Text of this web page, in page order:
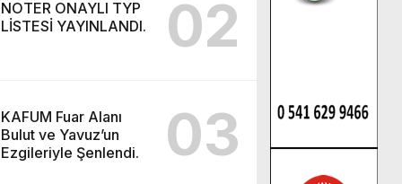
NOTER ONAYLI TYP
LİSTESİ YAYINLANDI.
02
KAFUM Fuar Alanı
Bulut ve Yavuz’un
Ezgileriyle Şenlendi.
03